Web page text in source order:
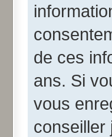
de ces
ans. Si
vous
conseiller